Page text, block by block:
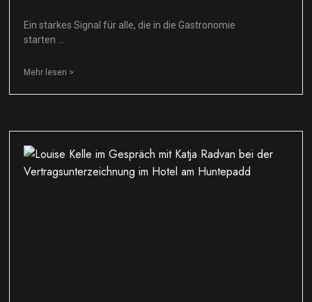
Ein starkes Signal für alle, die in die Gastronomie
starten …
Mehr lesen >